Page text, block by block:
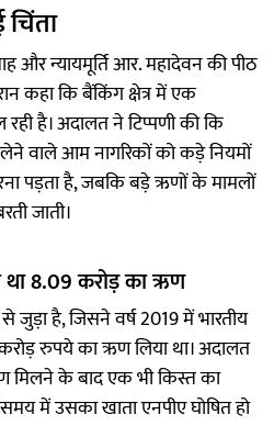
और न्यायमूर्ति आर. महादेवन की पीठ
कहा कि बैंकिंग क्षेत्र में एक
है। अदालत ने टिप्पणी की कि
वाले आम नागरिकों को कड़े नियमों
पड़ता है, जबकि बड़े ऋणों के मामलों
जाती।
था 8.09 करोड़ का ऋण
जुड़ा है, जिसने वर्ष 2019 में भारतीय
रुपये का ऋण लिया था। अदालत
मिलने के बाद एक भी किस्त का
में उसका खाता एनपीए घोषित हो